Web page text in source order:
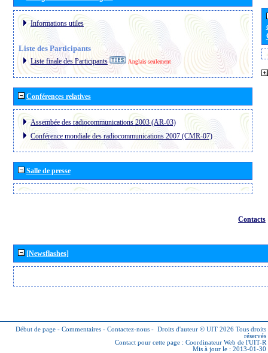
Informations utiles
Liste des Participants
Liste finale des Participants Anglais seulement
Conférences relatives
Assembée des radiocommunications 2003 (AR-03)
Conférence mondiale des radiocommunications 2007 (CMR-07)
Salle de presse
Contacts
[Newsflashes]
Début de page - Commentaires - Contactez-nous - Droits d'auteur © UIT 2026 Tous droits
réservés
Contact pour cette page : Coordinateur Web de l'UIT-R
Mis à jour le : 2013-01-30